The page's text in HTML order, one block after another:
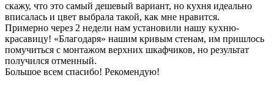
скажу, что это самый дешевый вариант, но кухня идеально
вписалась и цвет выбрала такой, как мне нравится.
Примерно через 2 недели нам установили нашу кухню-
красавицу! «Благодаря» нашим кривым стенам, им пришлось
помучиться с монтажом верхних шкафчиков, но результат
получился отменный.
Большое всем спасибо! Рекомендую!